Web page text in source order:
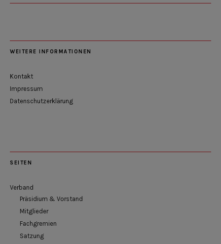
WEITERE INFORMATIONEN
Kontakt
Impressum
Datenschutzerklärung
SEITEN
Verband
Präsidium & Vorstand
Mitglieder
Fachgremien
Satzung